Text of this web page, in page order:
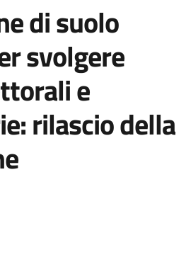
di suolo
svolgere
e
rilascio della